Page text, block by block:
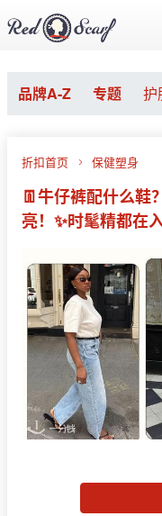
品牌A-Z 专题 护
折扣首页 保健塑身
👖牛仔裤配什么鞋
亮！✨时髦精都在